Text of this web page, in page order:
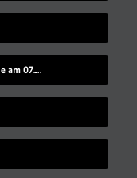
27 „Kleinigkeiten“ gegen Langeweile am 07.08.2022